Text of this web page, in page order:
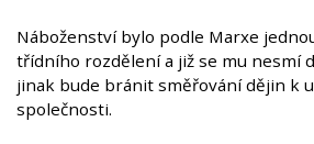
Náboženství bylo podle Marxe
třídního rozdělení a již se mu nesmí
jinak bude bránit směřování dějin k
společnosti.